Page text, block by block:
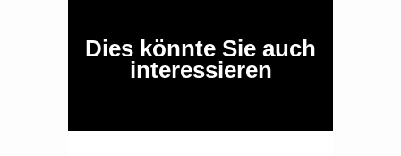
Dies könnte Sie auch
interessieren